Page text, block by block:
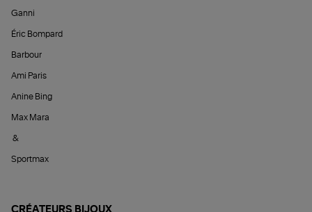
Ganni
Éric Bompard
Barbour
Ami Paris
Anine Bing
Max Mara
&
Sportmax
CRÉATEURS BIJOUX